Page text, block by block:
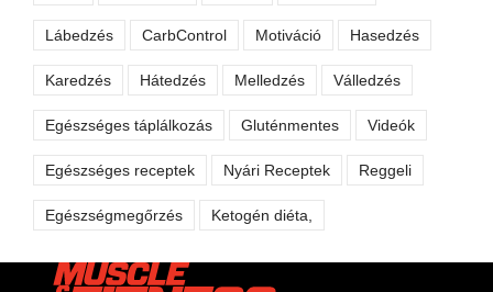
Lábedzés CarbControl Motiváció Hasedzés
Karedzés Hátedzés Melledzés Válledzés
Egészséges táplálkozás Gluténmentes Videók
Egészséges receptek Nyári Receptek Reggeli
Egészségmegőrzés Ketogén diéta,